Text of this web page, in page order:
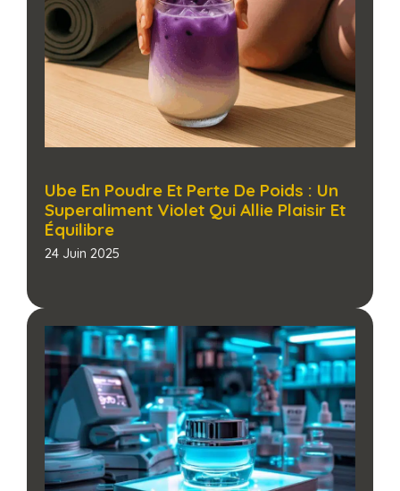
Ube En Poudre Et Perte De Poids : Un
Superaliment Violet Qui Allie Plaisir Et
Équilibre
24 Juin 2025